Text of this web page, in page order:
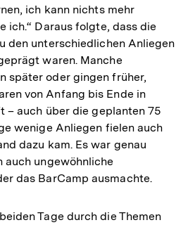
ich kann nichts mehr
ich.“ Daraus folgte, dass die
den unterschiedlichen Anliegen
waren. Manche
später oder gingen früher,
von Anfang bis Ende in
– auch über die geplanten 75
wenige Anliegen fielen auch
dazu kam. Es war genau
auch ungewöhnliche
das BarCamp ausmachte.
Tage durch die Themen